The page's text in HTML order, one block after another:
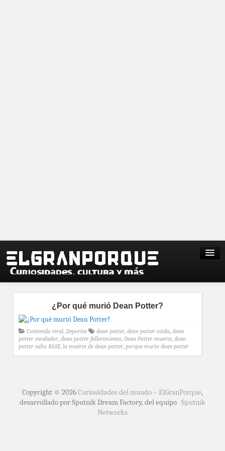
¿Por qué murió Dean Potter?
Contenido viral, Deportes dean potter, dean potter caida, dean
potter escalador, dean potter fallecimiento, Dean Potter muerte, dean
potter salto BASE, la muerte de dean potter, porque murio dean potter
Copyright © 2026Curiosidades del mundo – ElGranPorque,
desarrollado por Sputnik Dream Factory, del equipo Sputnik
Networks